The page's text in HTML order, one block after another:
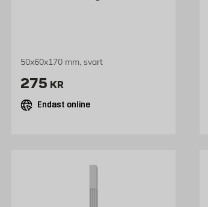
50x60x170 mm, svart
Pris 275 kr
275 KR
Endast online